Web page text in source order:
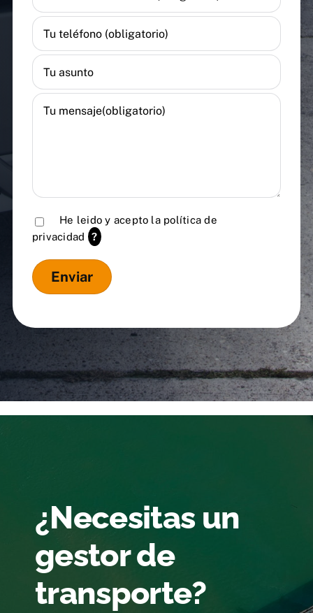
He leido y acepto la política de
privacidad
?
¿Necesitas un
gestor de
transporte?